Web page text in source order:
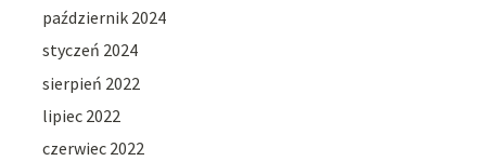
październik 2024
styczeń 2024
sierpień 2022
lipiec 2022
czerwiec 2022